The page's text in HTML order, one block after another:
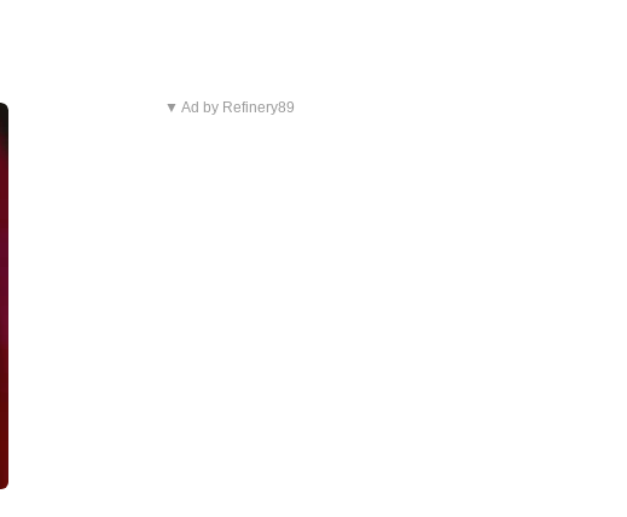
▼ Ad by Refinery89